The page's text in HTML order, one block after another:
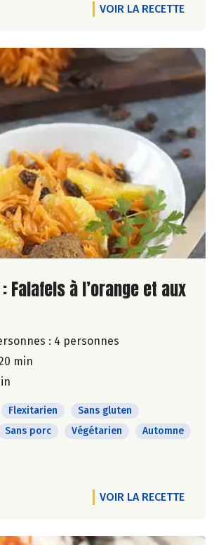
VOIR LA RECETTE
la recette
Falafels à l’orange et aux
: 4 personnes
min
Flexitarien
Sans gluten
Sans porc Végétarien
Automne
VOIR LA RECETTE